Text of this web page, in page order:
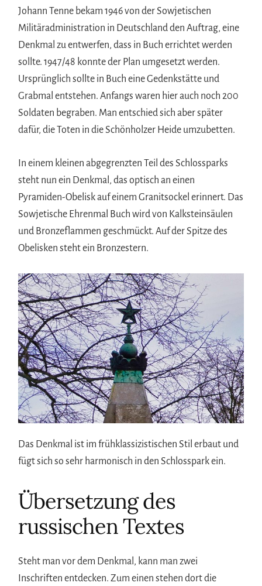
Johann Tenne bekam 1946 von der Sowjetischen
Militäradministration in Deutschland den Auftrag, eine
Denkmal zu entwerfen, dass in Buch errichtet werden
sollte. 1947/48 konnte der Plan umgesetzt werden.
Ursprünglich sollte in Buch eine Gedenkstätte und
Grabmal entstehen. Anfangs waren hier auch noch 200
Soldaten begraben. Man entschied sich aber später
dafür, die Toten in die Schönholzer Heide umzubetten.
In einem kleinen abgegrenzten Teil des Schlossparks
steht nun ein Denkmal, das optisch an einen
Pyramiden-Obelisk auf einem Granitsockel erinnert. Das
Sowjetische Ehrenmal Buch wird von Kalksteinsäulen
und Bronzeflammen geschmückt. Auf der Spitze des
Obelisken steht ein Bronzestern.
Das Denkmal ist im frühklassizistischen Stil erbaut und
fügt sich so sehr harmonisch in den Schlosspark ein.
Übersetzung des
russischen Textes
Steht man vor dem Denkmal, kann man zwei
Inschriften entdecken. Zum einen stehen dort die